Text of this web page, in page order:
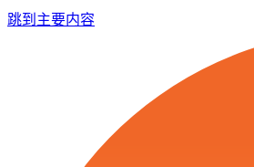
跳到主要内容